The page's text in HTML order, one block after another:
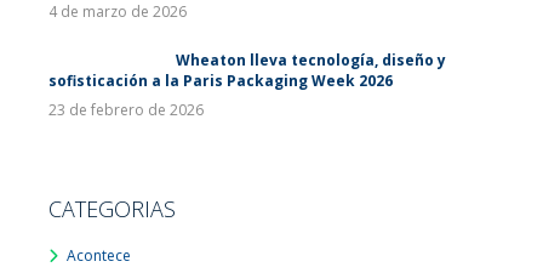
4 de marzo de 2026
Wheaton lleva tecnología, diseño y
sofisticación a la Paris Packaging Week 2026
23 de febrero de 2026
CATEGORIAS
Acontece